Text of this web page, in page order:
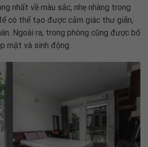
nhất về màu sắc, nhẹ nhàng trong
có thể tạo được cảm giác thư giãn,
Ngoài ra, trong phòng cũng được bố
mặt và sinh động.